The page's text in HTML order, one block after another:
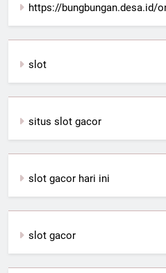
https://bungbungan.desa.id/
slot
situs slot gacor
slot gacor hari ini
slot gacor